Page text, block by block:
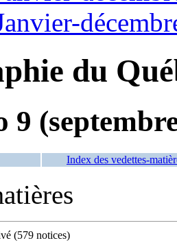
du
9
Index des vedettes-
(579 notices)